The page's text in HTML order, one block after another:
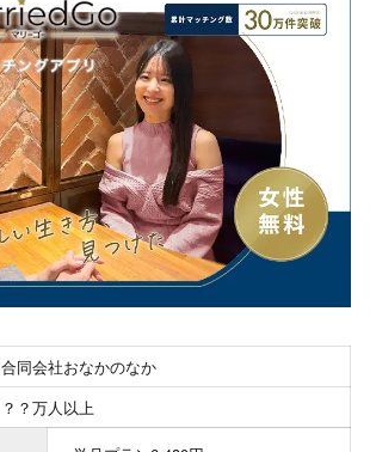
合同会社おなかのなか
？？万人以上